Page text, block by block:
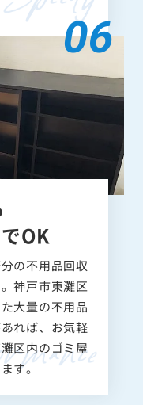
OK
の不用品回収
神戸市東灘区
大量の不用品
れば、お気軽
区内のゴミ屋
す。